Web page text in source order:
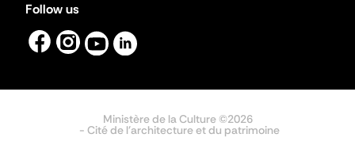
Follow us
Ministère de la Culture ©2026
- Cité de l'architecture et du patrimoine